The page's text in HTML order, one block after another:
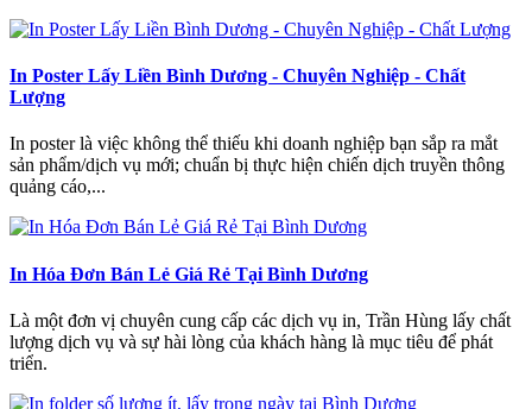
In Poster Lấy Liền Bình Dương - Chuyên Nghiệp - Chất
Lượng
In poster là việc không thể thiếu khi doanh nghiệp bạn sắp ra mắt
sản phẩm/dịch vụ mới; chuẩn bị thực hiện chiến dịch truyền thông
quảng cáo,...
In Hóa Đơn Bán Lẻ Giá Rẻ Tại Bình Dương
Là một đơn vị chuyên cung cấp các dịch vụ in, Trần Hùng lấy chất
lượng dịch vụ và sự hài lòng của khách hàng là mục tiêu để phát
triển.